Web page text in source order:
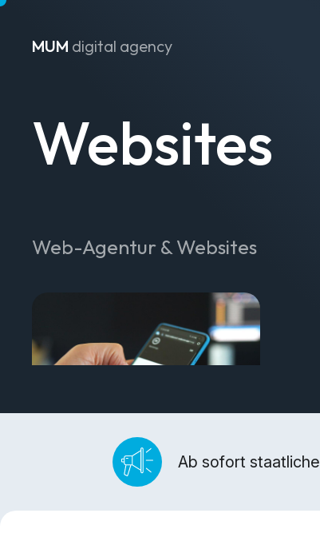
Zum Inhalt springen
MUM digital agency
Websites
Web-Agentur & Websites
Ab sofort staatliche